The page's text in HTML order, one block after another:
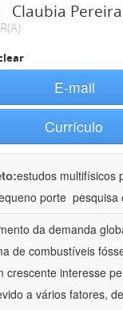
Claubia
E-mail
Currículo
estudos multifísicos
porte 
da demanda
de combustíveis
crescente interesse
a vários fatores,